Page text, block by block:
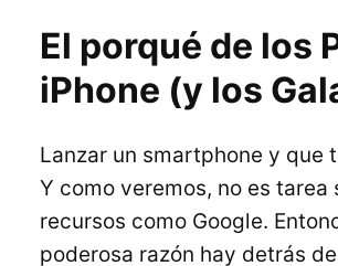
El porqué de los
iPhone (y los
Lanzar un smartphone y que
Y como veremos, no es
recursos como Google.
poderosa razón hay detrás